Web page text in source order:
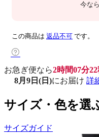
今なら
この商品は 返品不可 です。
お急ぎ便なら2時間07分
8月9日(日)にお届け 詳
サイズ・色を選
サイズガイド